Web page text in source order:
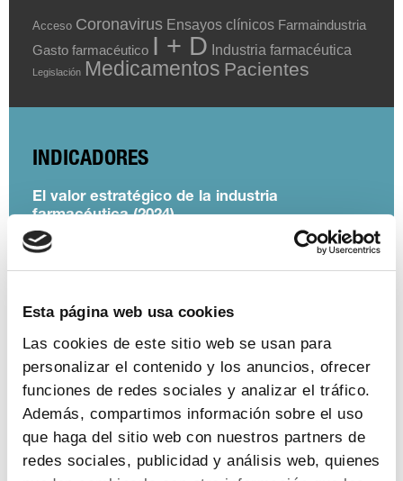
Esta página web usa cookies
Las cookies de este sitio web se usan para
personalizar el contenido y los anuncios, ofrecer
funciones de redes sociales y analizar el tráfico.
Además, compartimos información sobre el uso
que haga del sitio web con nuestros partners de
redes sociales, publicidad y análisis web, quienes
Acceso Coronavirus Ensayos clínicos Farmaindustria
Gasto farmacéutico I + D Industria farmacéutica
Legislación Medicamentos Pacientes
INDICADORES
El valor estratégico de la industria
farmacéutica (2024)
ver más
Encuesta de empleo en la industria
farmacéutica (2023)
ver más